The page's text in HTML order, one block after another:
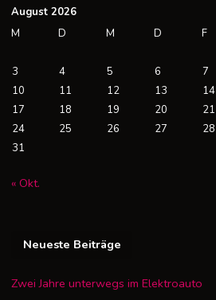
August 2026
M
D M D F
3
4 5 6 7
10
11 12 13 14
17
18 19 20 21
24
25 26 27 28
31
« Okt.
Neueste Beiträge
Zwei Jahre unterwegs im Elektroauto